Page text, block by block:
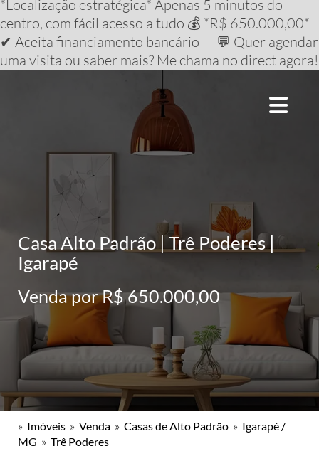
*Localização estratégica* Apenas 5 minutos do
centro, com fácil acesso a tudo 💰 *R$ 650.000,00*
✔ Aceita financiamento bancário — 💬 Quer agendar
uma visita ou saber mais? Me chama no direct agora!
Casa Alto Padrão | Trê Poderes |
Igarapé
Venda por R$ 650.000,00
» Imóveis » Venda » Casas de Alto Padrão » Igarapé /
MG » Trê Poderes